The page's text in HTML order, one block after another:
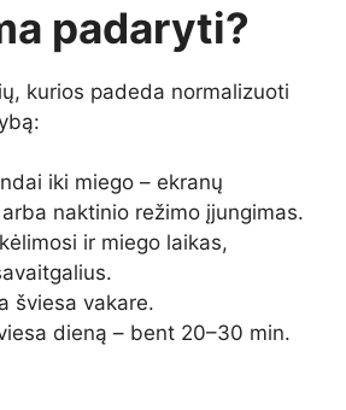
padaryti?
kurios padeda normalizuoti
iki miego – ekranų
naktinio režimo įjungimas.
ir miego laikas,
šviesa vakare.
dieną – bent 20–30 min.